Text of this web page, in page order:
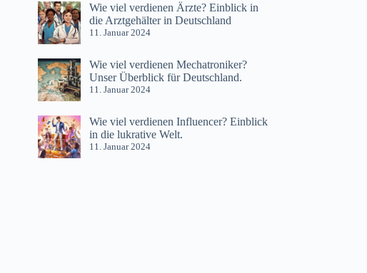
Wie viel verdienen Ärzte? Einblick in
die Arztgehälter in Deutschland
11. Januar 2024
Wie viel verdienen Mechatroniker?
Unser Überblick für Deutschland.
11. Januar 2024
Wie viel verdienen Influencer? Einblick
in die lukrative Welt.
11. Januar 2024